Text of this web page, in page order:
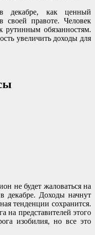
декабре, как ценный
своей правоте. Человек
рутинным обязанностям.
увеличить доходы для
не будет жаловаться на
декабре. Доходы начнут
тенденции сохранится.
на представителей этого
изобилия, но все это